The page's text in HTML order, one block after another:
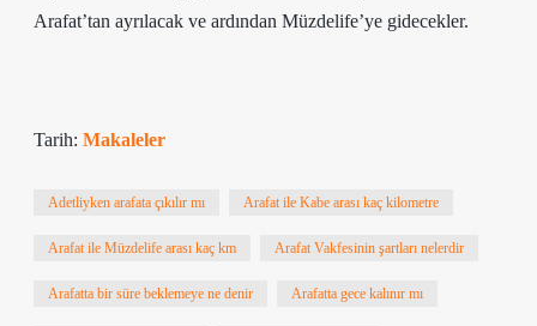
Arafat’tan ayrılacak ve ardından Müzdelife’ye gidecekler.
Tarih: Makaleler
Adetliyken arafata çıkılır mı Arafat ile Kabe arası kaç kilometre
Arafat ile Müzdelife arası kaç km Arafat Vakfesinin şartları nelerdir
Arafatta bir süre beklemeye ne denir Arafatta gece kalınır mı